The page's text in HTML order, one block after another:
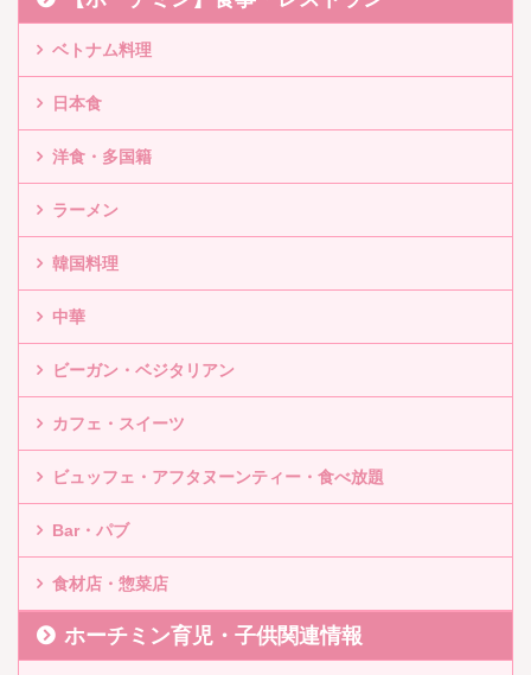
ベトナム料理
日本食
洋食・多国籍
ラーメン
韓国料理
中華
ビーガン・ベジタリアン
カフェ・スイーツ
ビュッフェ・アフタヌーンティー・食べ放題
Bar・パブ
食材店・惣菜店
ホーチミン育児・子供関連情報